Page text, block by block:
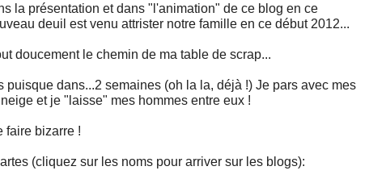
la présentation et dans "l'animation" de ce blog en ce
deuil est venu attrister notre famille en ce début 2012...
doucement le chemin de ma table de scrap...
puisque dans...2 semaines (oh la la, déjà !) Je pars avec mes
et je "laisse" mes hommes entre eux !
faire bizarre !
(cliquez sur les noms pour arriver sur les blogs):